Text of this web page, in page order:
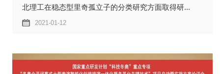
北理工在稳态型里奇孤立子的分类研究方面取得研...
2021-01-12